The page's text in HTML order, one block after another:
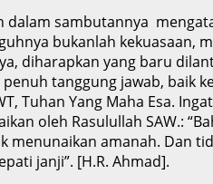
sambutannya
bukanlah kekuasaan,
diharapkan yang baru
tanggung jawab, baik
Tuhan Yang Maha Esa.
oleh Rasulullah SAW.:
menunaikan amanah. Dan
janji”. [H.R. Ahmad].